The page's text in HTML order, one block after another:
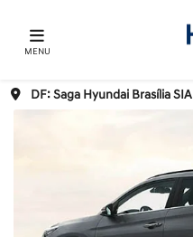
MENU
DF: Saga Hyundai Brasília SIA